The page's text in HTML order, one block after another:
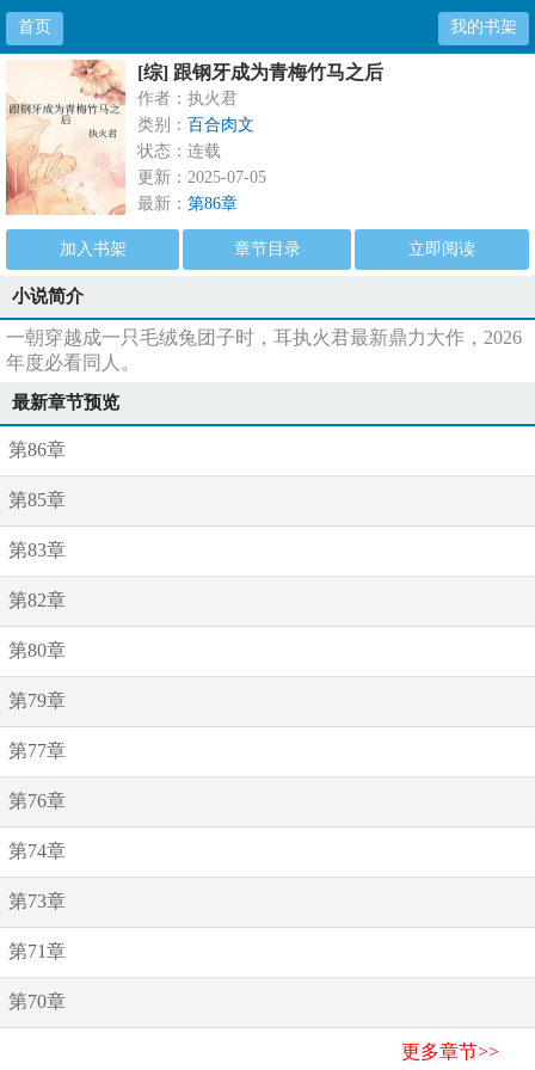
首页 我的书架
[综] 跟钢牙成为青梅竹马之后
作者：执火君
类别： 百合肉文
状态：连载
更新：2025-07-05
最新： 第86章
加入书架 章节目录 立即阅读
小说简介
一朝穿越成一只毛绒兔团子时，耳执火君最新鼎力大作，2026
年度必看同人。
最新章节预览
第86章
第85章
第83章
第82章
第80章
第79章
第77章
第76章
第74章
第73章
第71章
第70章
更多章节>>